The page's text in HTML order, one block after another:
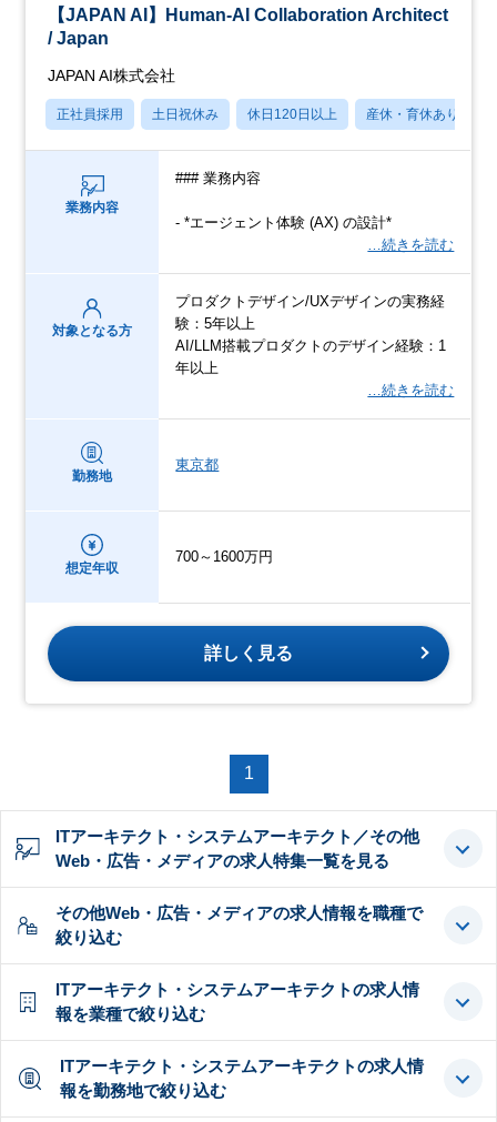
【JAPAN AI】Human-AI Collaboration Architect
/ Japan
JAPAN AI株式会社
正社員採用 土日祝休み 休日120日以上 産休・育休あり
業務内容
### 業務内容
- *エージェント体験 (AX) の設計*
…続きを読む
対象となる方
プロダクトデザイン/UXデザインの実務経
験：5年以上
AI/LLM搭載プロダクトのデザイン経験：1
年以上
…続きを読む
勤務地
東京都
想定年収
700～1600万円
詳しく見る
1
ITアーキテクト・システムアーキテクト／その他
Web・広告・メディアの求人特集一覧を見る
その他Web・広告・メディアの求人情報を職種で
絞り込む
ITアーキテクト・システムアーキテクトの求人情
報を業種で絞り込む
ITアーキテクト・システムアーキテクトの求人情
報を勤務地で絞り込む